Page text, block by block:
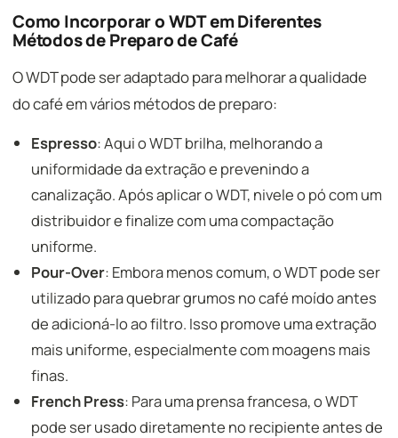
Como Incorporar o WDT em Diferentes
Métodos de Preparo de Café
O WDT pode ser adaptado para melhorar a qualidade
do café em vários métodos de preparo:
Espresso: Aqui o WDT brilha, melhorando a
uniformidade da extração e prevenindo a
canalização. Após aplicar o WDT, nivele o pó com um
distribuidor e finalize com uma compactação
uniforme.
Pour-Over: Embora menos comum, o WDT pode ser
utilizado para quebrar grumos no café moído antes
de adicioná-lo ao filtro. Isso promove uma extração
mais uniforme, especialmente com moagens mais
finas.
French Press: Para uma prensa francesa, o WDT
pode ser usado diretamente no recipiente antes de